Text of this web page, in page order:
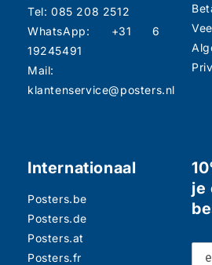
Tel: 085 208 2512
WhatsApp: +31 6
19245491
Mail:
klantenservice@posters.nl
Internationaal
Posters.be
Posters.de
Posters.at
Posters.fr
je